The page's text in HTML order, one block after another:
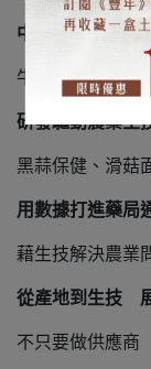
中興大學產學
牛樟芝、香杉
研發驅動農業
黑蒜保健、滑
用數據打進藥
藉生技解決農
從產地到生技
不只要做供應